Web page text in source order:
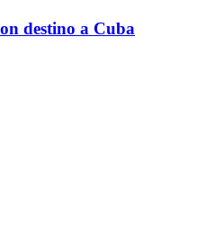
destino a Cuba